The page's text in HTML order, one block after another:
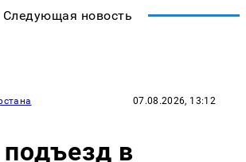
Следующая новость
07.08.2026, 13:12
в